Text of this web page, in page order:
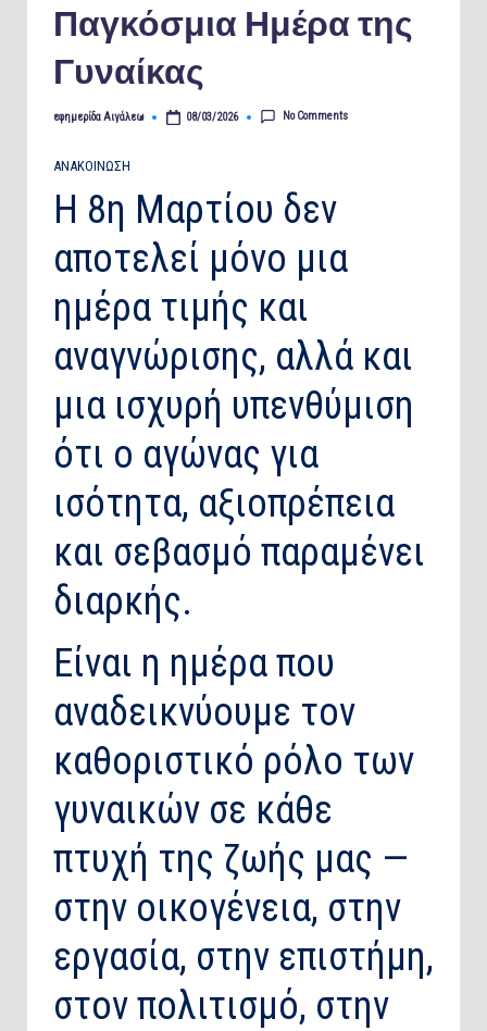
Παγκόσμια Ημέρα της
Γυναίκας
Posted
εφημερίδα Αιγάλεω 08/03/2026 No Comments
ΑΝΑΚΟΙΝΩΣΗ
Η 8η Μαρτίου δεν
αποτελεί μόνο μια
ημέρα τιμής και
αναγνώρισης, αλλά και
μια ισχυρή υπενθύμιση
ότι ο αγώνας για
ισότητα, αξιοπρέπεια
και σεβασμό παραμένει
διαρκής.
Είναι η ημέρα που
αναδεικνύουμε τον
καθοριστικό ρόλο των
γυναικών σε κάθε
πτυχή της ζωής μας —
στην οικογένεια, στην
εργασία, στην επιστήμη,
στον πολιτισμό, στην